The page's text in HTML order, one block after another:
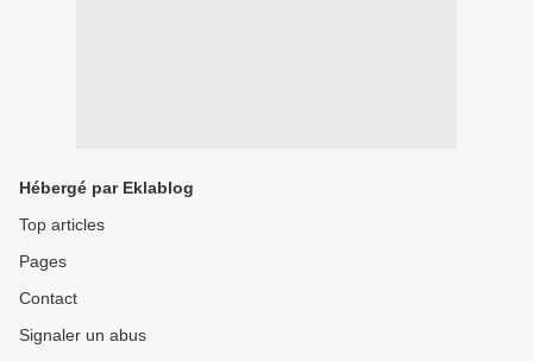
Hébergé par Eklablog
Top articles
Pages
Contact
Signaler un abus